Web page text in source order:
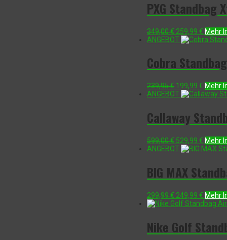
PXG Standbag
349,00€ Ursprünglicher
Preis
259,99 €
Preis
Mehr
ANGEBOT
Cobra
239,95€ Ursprünglicher
Preis
199,99 €
Preis
Mehr
ANGEBOT
Callaway
599,00€ Ursprünglicher
Preis
529,99 €
Preis
Mehr
ANGEBOT
BIG MAX
299,99€ Ursprünglicher
Preis
249,99 €
Preis
Mehr
Nike Golf